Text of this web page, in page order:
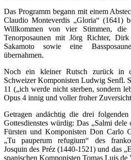
Das Programm begann mit einem
Claudio Monteverdis „Gloria“ (1641)
Willkommen von vier Stimmen,
Tenorposaunen mit Jörg Richter,
Sakamoto sowie eine
übernahmen.
Noch ein kleiner Rutsch zurück in
Schweizer Komponisten Ludwig Senfl.
11 („ich werde nicht sterben, sondern
Opus 4 innig und voller froher
Getragen andächtig die drei
Gottesdienstes würdig: Das „Salmi dele
Fürsten und Komponisten Don Carlo
„Tu pauperum refugium“ des
Josquin des Préz (1440-1521) und das
spanischen Komponisten Tomas Luis